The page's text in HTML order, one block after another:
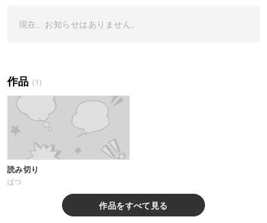
現在、お知らせはありません。
作品 (1)
読み切り
ばつ
作品をすべて見る